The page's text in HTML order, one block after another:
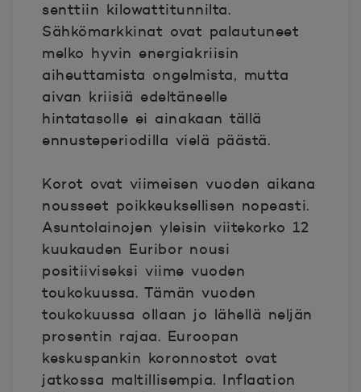
senttiin kilowattitunnilta.
Sähkömarkkinat ovat palautuneet
melko hyvin energiakriisin
aiheuttamista ongelmista, mutta
aivan kriisiä edeltäneelle
hintatasolle ei ainakaan tällä
ennusteperiodilla vielä päästä.
Korot ovat viimeisen vuoden aikana
nousseet poikkeuksellisen nopeasti.
Asuntolainojen yleisin viitekorko 12
kuukauden Euribor nousi
positiiviseksi viime vuoden
toukokuussa. Tämän vuoden
toukokuussa ollaan jo lähellä neljän
prosentin rajaa. Euroopan
keskuspankin koronnostot ovat
jatkossa maltillisempia. Inflaation